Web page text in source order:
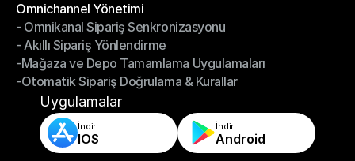
Omnichannel Yönetimi
Omnichannel Yönetimi
- Omnikanal Sipariş Senkronizasyonu
- Omnikanal Sipariş Senkronizasyonu
- Akıllı Sipariş Yönlendirme
- Akıllı Sipariş Yönlendirme
-Mağaza ve Depo Tamamlama Uygulamaları
-Mağaza ve Depo Tamamlama Uygulamaları
-Otomatik Sipariş Doğrulama & Kurallar
-Otomatik Sipariş Doğrulama & Kurallar
Uygulamalar
İndir
IOS
İndir
Android